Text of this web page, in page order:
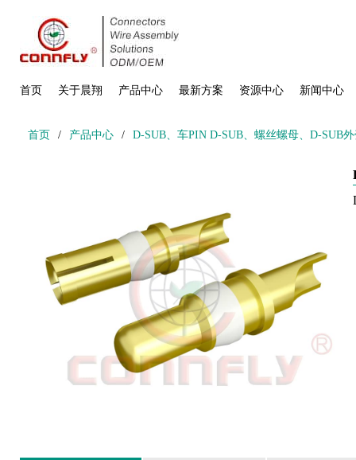
首页 关于晨翔 产品中心 最新方案 资源中心 新闻中心
首页 / 产品中心 / D-SUB、车PIN D-SUB、螺丝螺母、D-SUB